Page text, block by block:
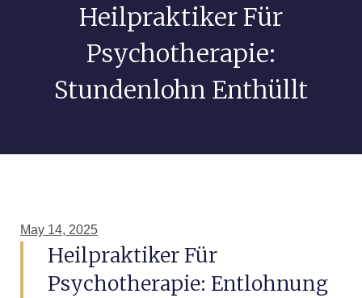
Heilpraktiker Für
Psychotherapie:
Stundenlohn Enthüllt
May 14, 2025
Heilpraktiker Für
Psychotherapie: Entlohnung